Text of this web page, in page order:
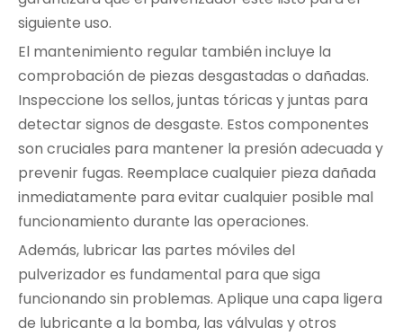
siguiente uso.
El mantenimiento regular también incluye la
comprobación de piezas desgastadas o dañadas.
Inspeccione los sellos, juntas tóricas y juntas para
detectar signos de desgaste. Estos componentes
son cruciales para mantener la presión adecuada y
prevenir fugas. Reemplace cualquier pieza dañada
inmediatamente para evitar cualquier posible mal
funcionamiento durante las operaciones.
Además, lubricar las partes móviles del
pulverizador es fundamental para que siga
funcionando sin problemas. Aplique una capa ligera
de lubricante a la bomba, las válvulas y otros